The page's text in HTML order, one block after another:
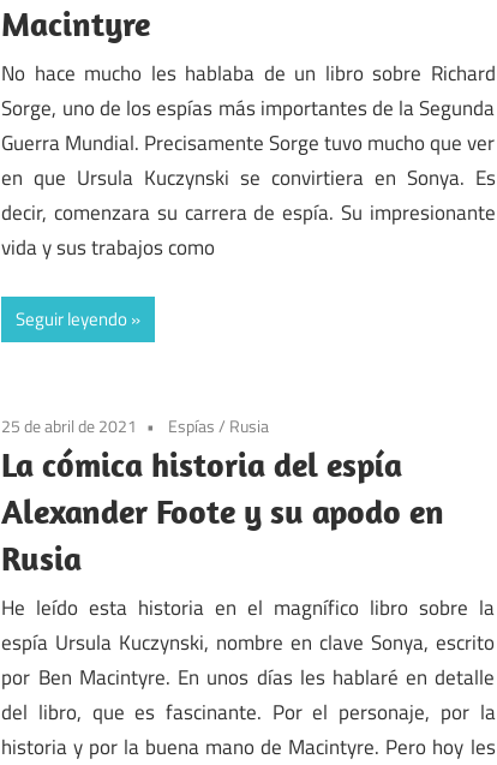
Macintyre
No hace mucho les hablaba de un libro sobre Richard
Sorge, uno de los espías más importantes de la Segunda
Guerra Mundial. Precisamente Sorge tuvo mucho que ver
en que Ursula Kuczynski se convirtiera en Sonya. Es
decir, comenzara su carrera de espía. Su impresionante
vida y sus trabajos como
Seguir leyendo
25 de abril de 2021 Espías/ Rusia
La cómica historia del espía
Alexander Foote y su apodo en
Rusia
He leído esta historia en el magnífico libro sobre la
espía Ursula Kuczynski, nombre en clave Sonya, escrito
por Ben Macintyre. En unos días les hablaré en detalle
del libro, que es fascinante. Por el personaje, por la
historia y por la buena mano de Macintyre. Pero hoy les